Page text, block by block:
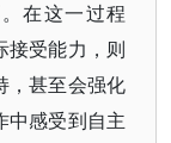
在这一过程
受能力，则
，甚至会强化
中感受到自主